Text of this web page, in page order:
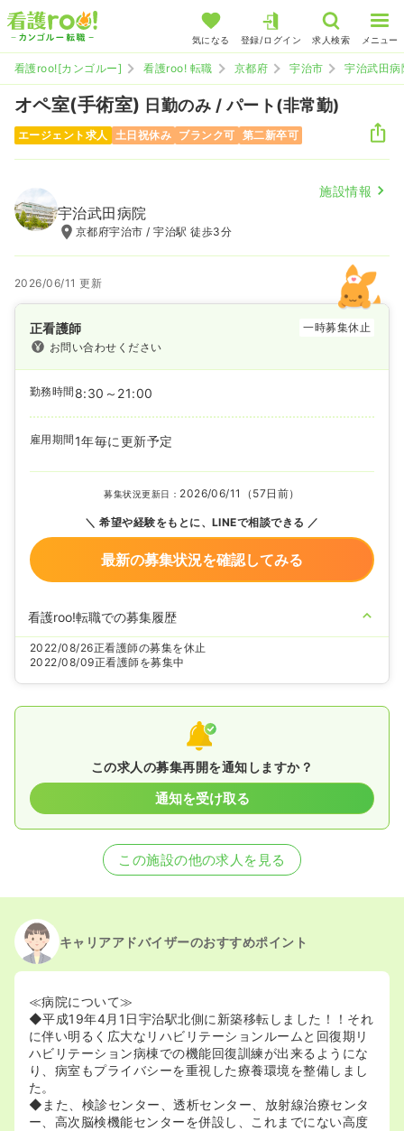
気になる 登録/ログイン 求人検索 メニュー
看護roo![カンゴルー] 看護roo! 転職 京都府 宇治市 宇治武田病
オペ室(手術室) 日勤のみ / パート(非常勤)
エージェント求人 土日祝休み ブランク可 第二新卒可
施設情報
宇治武田病院
京都府宇治市 / 宇治駅 徒歩3分
2026/06/11 更新
正看護師
一時募集休止
お問い合わせください
勤務時間 8:30～21:00
雇用期間 1年毎に更新予定
募集状況更新日： 2026/06/11（57日前）
希望や経験をもとに、LINEで相談できる
最新の募集状況を確認してみる
看護roo!転職での募集履歴
2022/08/26正看護師の募集を休止
2022/08/09正看護師を募集中
この求人の募集再開を通知しますか？
通知を受け取る
この施設の他の求人を見る
キャリアアドバイザーのおすすめポイント
≪病院について≫
◆平成19年4月1日宇治駅北側に新築移転しました！！それ
に伴い明るく広大なリハビリテーションルームと回復期リ
ハビリテーション病棟での機能回復訓練が出来るようにな
り、病室もプライバシーを重視した療養環境を整備しまし
た。
◆また、検診センター、透析センター、放射線治療センタ
ー、高次脳検機能センターを併設し、これまでにない高度